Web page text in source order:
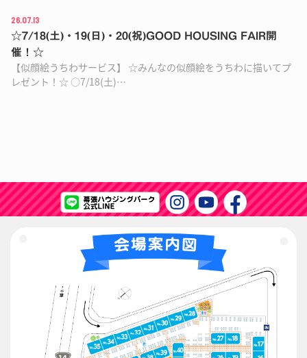
26.07.13
☆7/18(土)・19(日)・20(祝)GOOD HOUSING FAIR開
催！☆
【似顔絵うちわサービス】 ☆みんなの似顔絵をうちわに描いてプ
レゼント！☆ ○7/18(土)…